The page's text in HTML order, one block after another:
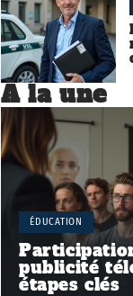
À la une
ÉDUCATION
publicité
étapes clés